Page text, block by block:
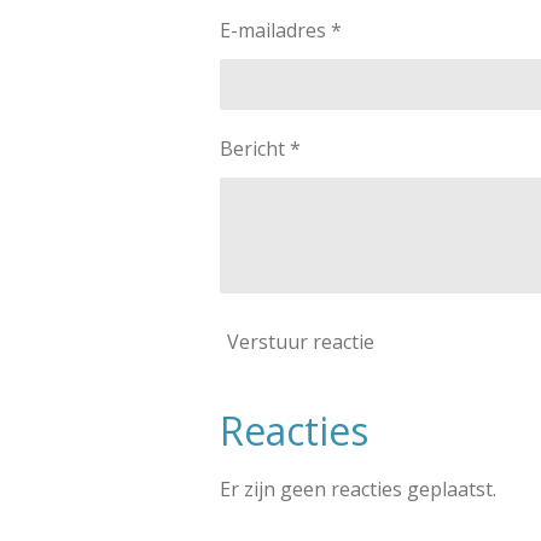
E-mailadres *
Bericht *
Verstuur reactie
Reacties
Er zijn geen reacties geplaatst.